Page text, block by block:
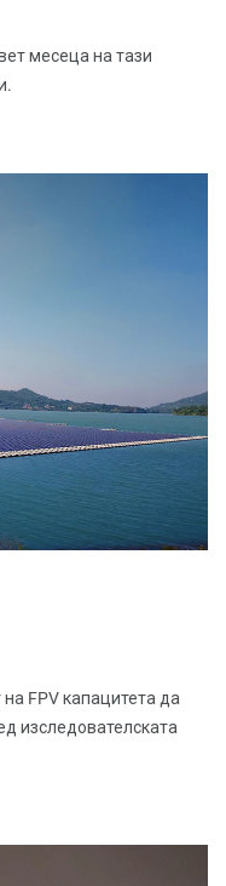
месеца на тази
FPV капацитета да
изследователската